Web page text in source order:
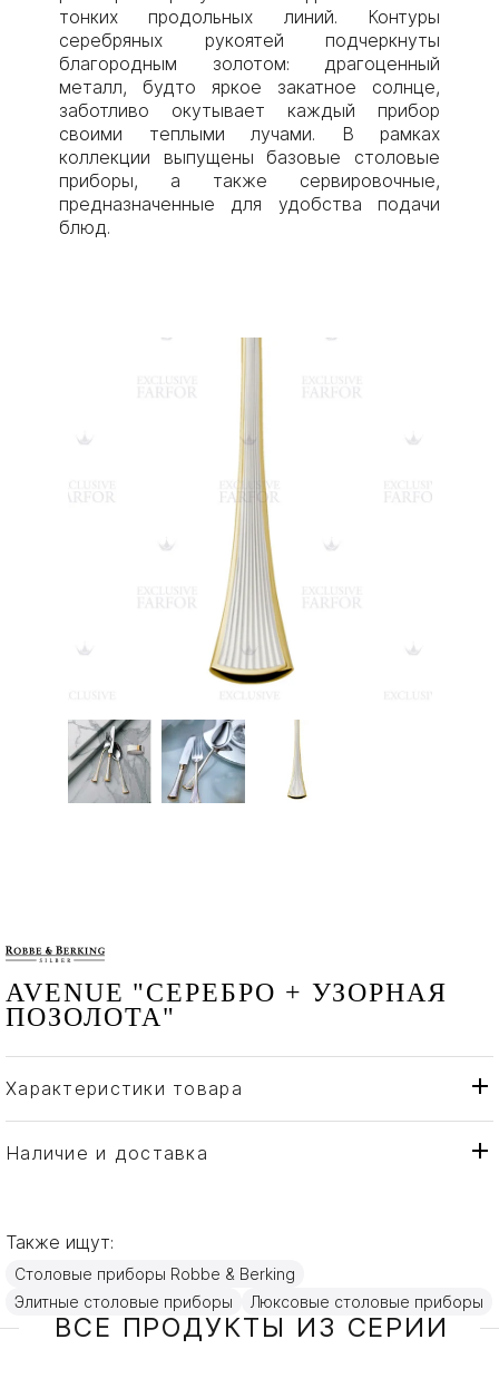
тонких продольных линий. Контуры
серебряных рукоятей подчеркнуты
благородным золотом: драгоценный
металл, будто яркое закатное солнце,
заботливо окутывает каждый прибор
своими теплыми лучами. В рамках
коллекции выпущены базовые столовые
приборы, а также сервировочные,
предназначенные для удобства подачи
блюд.
AVENUE "СЕРЕБРО + УЗОРНАЯ
ПОЗОЛОТА"
Характеристики товара
Бренд
Robbe & Berking
Страна производителя
Наличие и доставка
Также ищут:
Столовые приборы Robbe & Berking
Элитные столовые приборы
Люксовые столовые приборы
ВСЕ ПРОДУКТЫ ИЗ СЕРИИ